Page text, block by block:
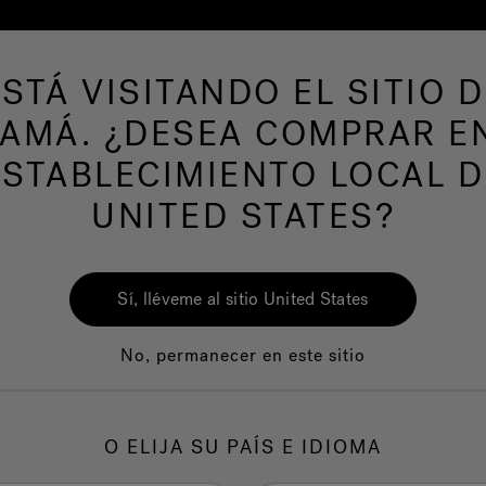
hidromasaje Más productos Nuestra
VISITANDO EL SITIO
¿DESEA COMPRAR
LOCAL
UNITED STATES?
Sí, lléveme al sitio United States
No, permanecer en este sitio
O ELIJA SU PAÍS E IDIOMA